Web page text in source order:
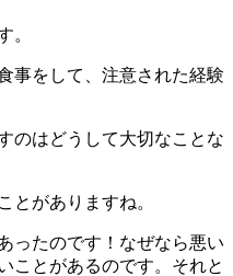
。
事をして、注意された経験
のはどうして大切なことな
とがありますね。
ったのです！なぜなら悪い
ことがあるのです。それと